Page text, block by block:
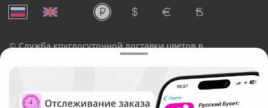
©Служба круглосуточной доставки цветов в
Русский Букет, 2026
Общество с ограниченной ответственностью «Технология»
ОГРН: 1195476081745, ИНН: 5410081997